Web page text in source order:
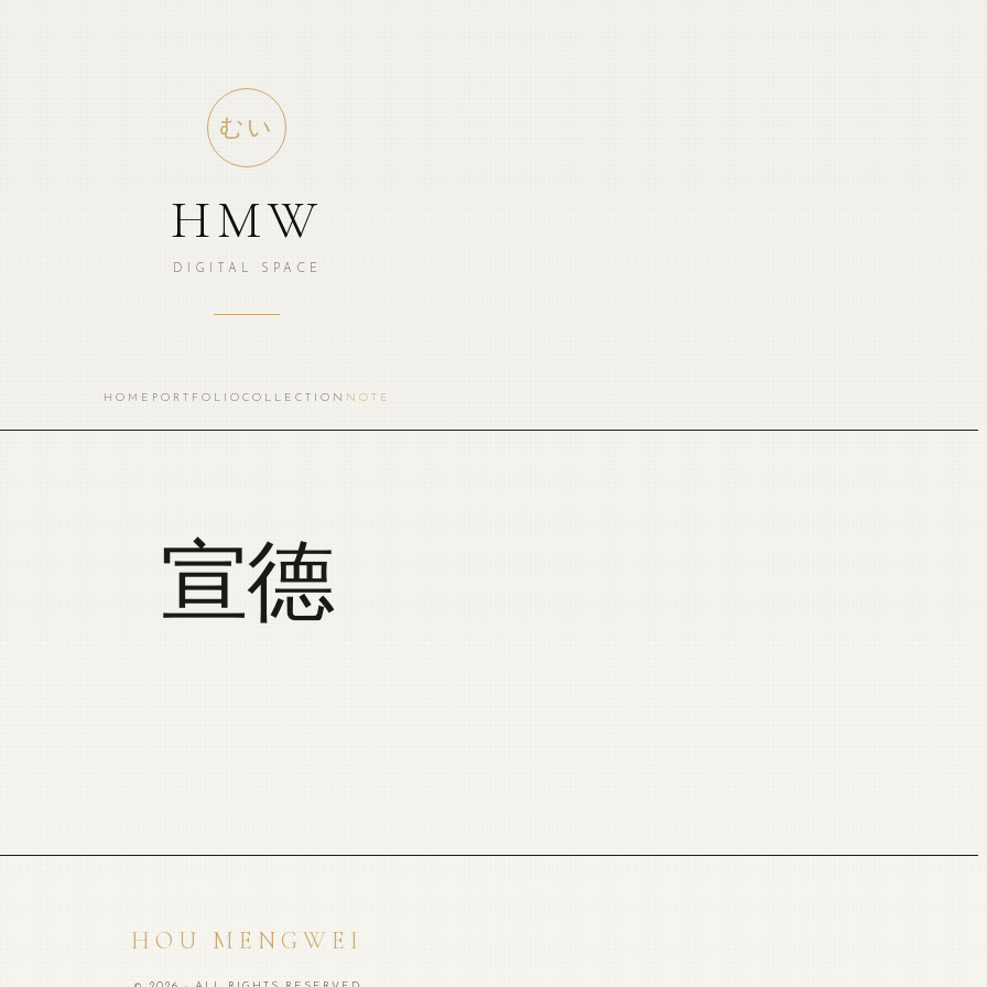
むい
HMW
DIGITAL SPACE
HOME PORTFOLIO COLLECTION NOTE
宣德
HOU MENGWEI